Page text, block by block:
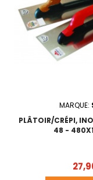
MARQUE:
PLÂTOIR/CRÉPI,
48 -